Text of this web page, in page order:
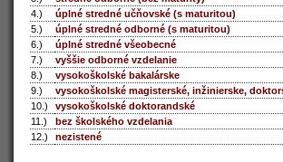
4.)
úplné stredné učňovské (s maturitou)
5.)
úplné stredné odborné (s maturitou)
6.)
úplné stredné všeobecné
7.)
vyššie odborné vzdelanie
8.)
vysokoškolské bakalárske
9.)
vysokoškolské magisterské, inžinierske,
10.)
vysokoškolské doktorandské
11.)
bez školského vzdelania
12.)
nezistené